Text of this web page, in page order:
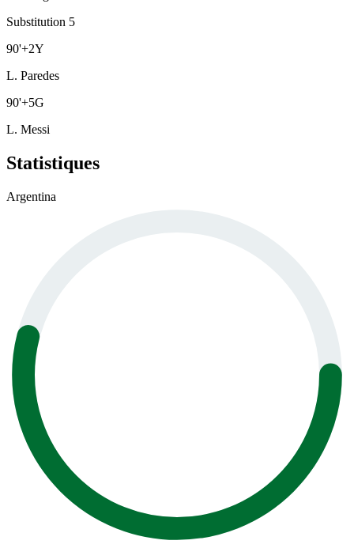
Substitution 5
90'+2Y
L. Paredes
90'+5G
L. Messi
Statistiques
Argentina